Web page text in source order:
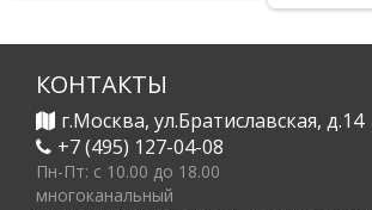
КОНТАКТЫ
г.Москва, ул.Братиславская, д.14
+7 (495) 127-04-08
Пн-Пт: c 10.00 до 18.00
многоканальный